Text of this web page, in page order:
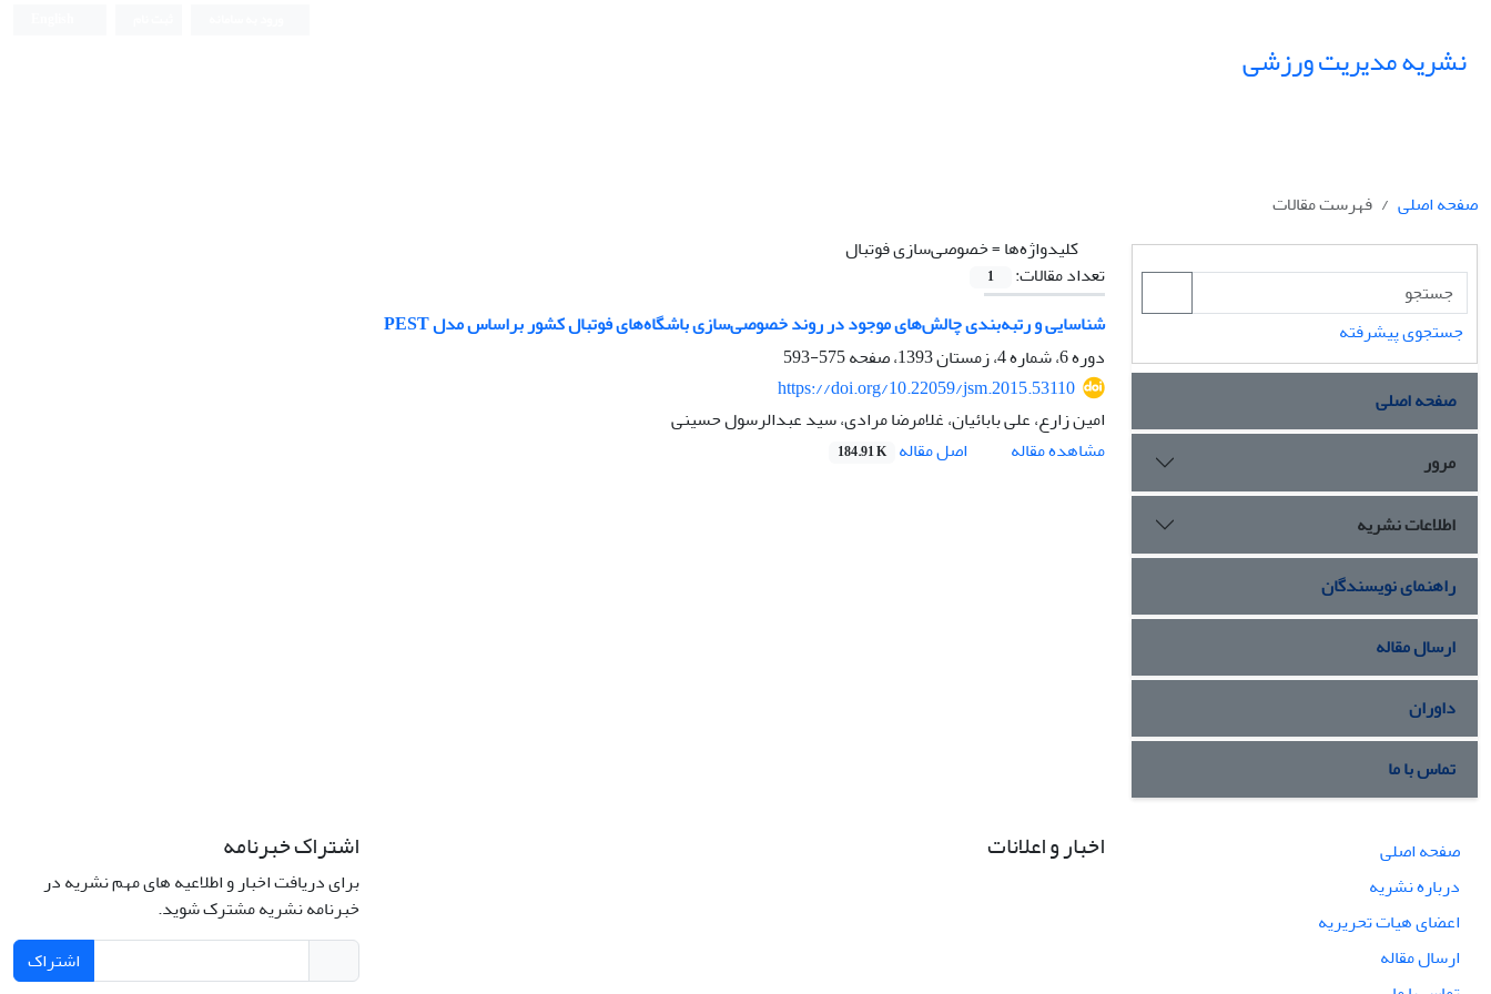
نشریه مدیریت ورزشی
صفحه اصلی
فهرست مقالات
کلیدواژه‌ها =خصوصی‌سازی فوتبال
تعداد مقالات:
1
شناسایی و رتبه‌بندی چالش‌های موجود در روند خصوصی‌سازی باشگاه‌های فوتبال کشور براساس مدل PEST
دوره 6، شماره 4، زمستان 1393، صفحه
575-593
https://doi.org/10.22059/jsm.2015.53110
امین زارع، علی بابائیان، غلامرضا مرادی، سید عبدالرسول حسینی
مشاهده مقاله
اصل مقاله 184.91 K
جستجوی پیشرفته
صفحه اصلی
مرور
اطلاعات نشریه
راهنمای نویسندگان
ارسال مقاله
داوران
تماس با ما
صفحه اصلی
درباره نشریه
اعضای هیات تحریریه
ارسال مقاله
اخبار و اعلانات اشتراک خبرنامه
برای دریافت اخبار و اطلاعیه های مهم نشریه در
خبرنامه نشریه مشترک شوید.
اشتراک